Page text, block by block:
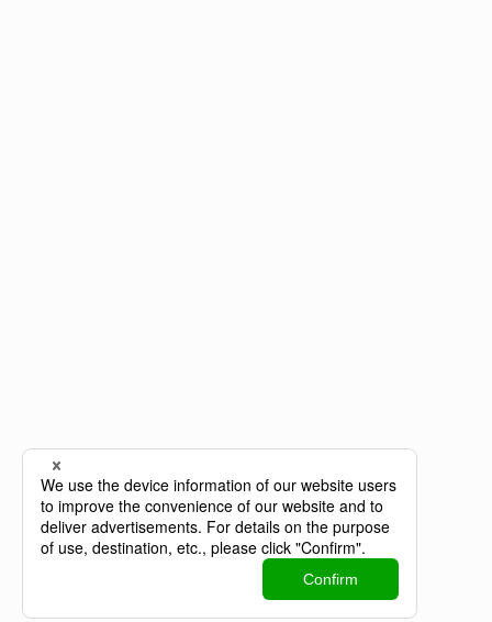
〒810-0014
福岡県福岡市中央区平尾5-14-12-101
情報セキュリティ基本方針